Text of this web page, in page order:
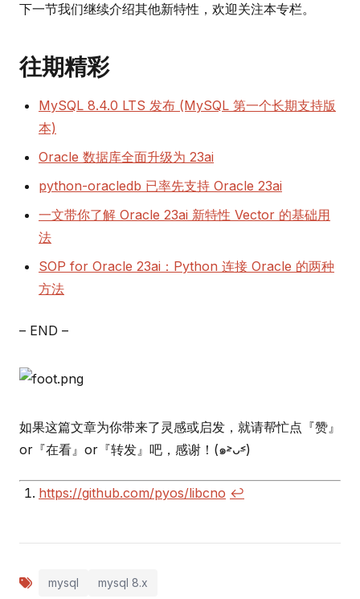
下一节我们继续介绍其他新特性，欢迎关注本专栏。
往期精彩
MySQL 8.4.0 LTS 发布 (MySQL 第一个长期支持版
本)
Oracle 数据库全面升级为 23ai
python-oracledb 已率先支持 Oracle 23ai
一文带你了解 Oracle 23ai 新特性 Vector 的基础用
法
SOP for Oracle 23ai：Python 连接 Oracle 的两种
方法
– END –
如果这篇文章为你带来了灵感或启发，就请帮忙点『赞』
or『在看』or『转发』吧，感谢！(๑˃̵ᴗ˂̵)
https://github.com/pyos/libcno ↩︎
mysql mysql 8.x